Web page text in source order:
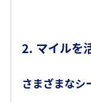
2. マイルを
さまざまなシ